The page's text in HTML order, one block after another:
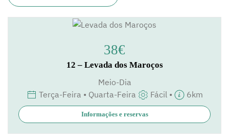
38€
12 – Levada dos Maroços
Meio-Dia
Terça-Feira • Quarta-Feira
Fácil • 6km
Informações e reservas